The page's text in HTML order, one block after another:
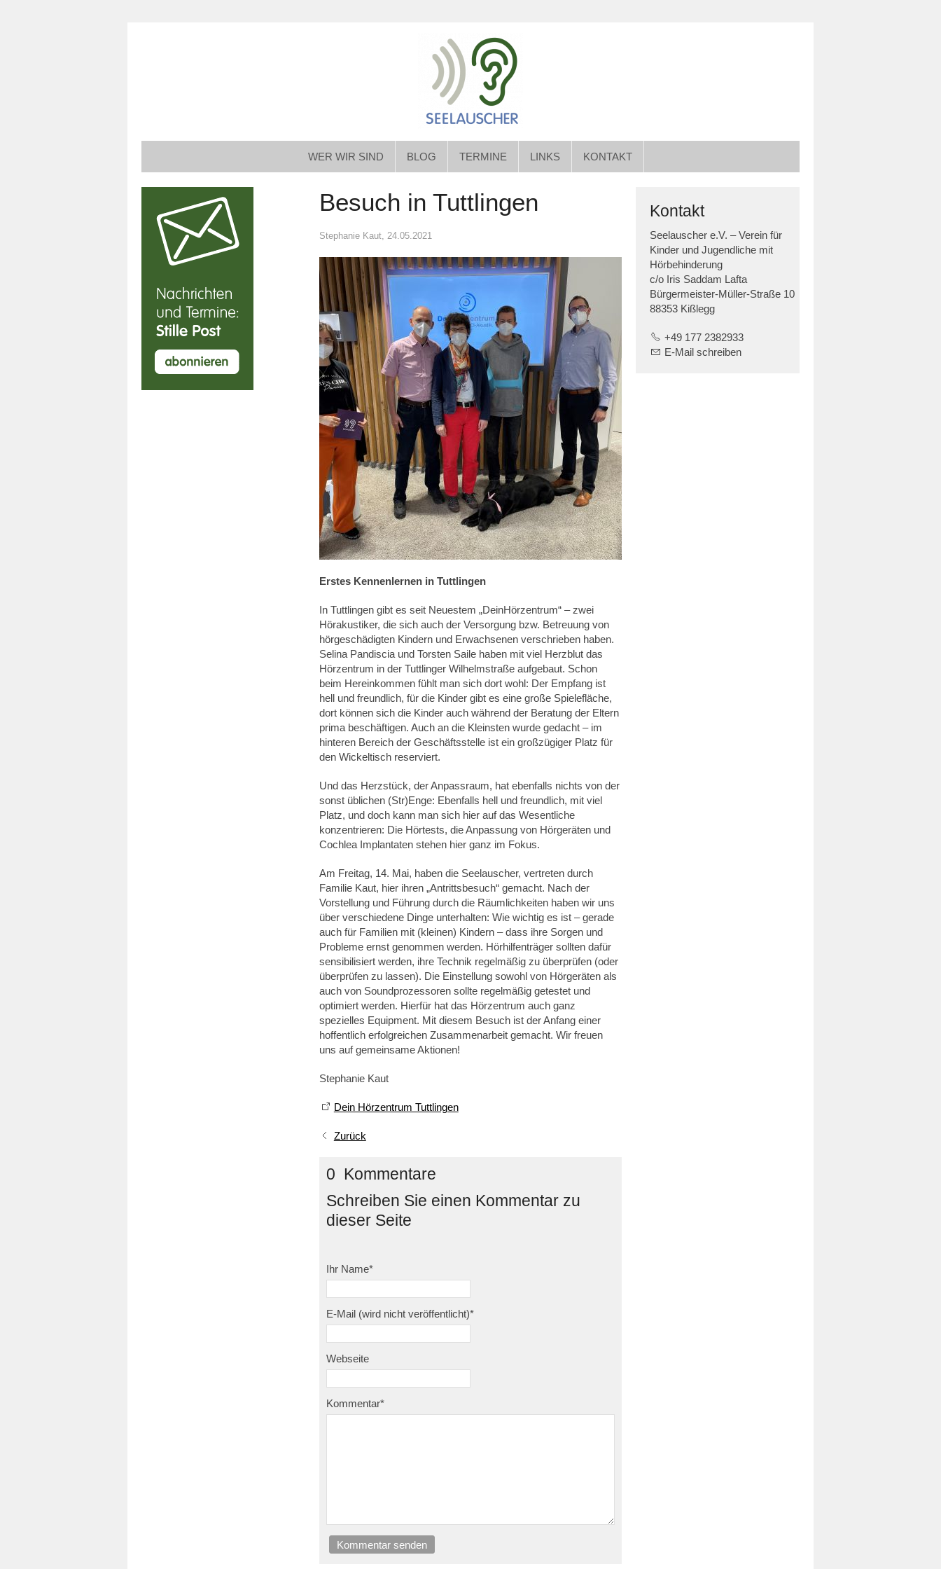
WER WIR SIND BLOG TERMINE LINKS KONTAKT
Besuch in Tuttlingen
Stephanie Kaut, 24.05.2021
Erstes Kennenlernen in Tuttlingen
In Tuttlingen gibt es seit Neuestem „DeinHörzentrum“ – zwei
Hörakustiker, die sich auch der Versorgung bzw. Betreuung von
hörgeschädigten Kindern und Erwachsenen verschrieben haben.
Selina Pandiscia und Torsten Saile haben mit viel Herzblut das
Hörzentrum in der Tuttlinger Wilhelmstraße aufgebaut. Schon
beim Hereinkommen fühlt man sich dort wohl: Der Empfang ist
hell und freundlich, für die Kinder gibt es eine große Spielefläche,
dort können sich die Kinder auch während der Beratung der Eltern
prima beschäftigen. Auch an die Kleinsten wurde gedacht – im
hinteren Bereich der Geschäftsstelle ist ein großzügiger Platz für
den Wickeltisch reserviert.
Und das Herzstück, der Anpassraum, hat ebenfalls nichts von der
sonst üblichen (Str)Enge: Ebenfalls hell und freundlich, mit viel
Platz, und doch kann man sich hier auf das Wesentliche
konzentrieren: Die Hörtests, die Anpassung von Hörgeräten und
Cochlea Implantaten stehen hier ganz im Fokus.
Am Freitag, 14. Mai, haben die Seelauscher, vertreten durch
Familie Kaut, hier ihren „Antrittsbesuch“ gemacht. Nach der
Vorstellung und Führung durch die Räumlichkeiten haben wir uns
über verschiedene Dinge unterhalten: Wie wichtig es ist – gerade
auch für Familien mit (kleinen) Kindern – dass ihre Sorgen und
Probleme ernst genommen werden. Hörhilfenträger sollten dafür
sensibilisiert werden, ihre Technik regelmäßig zu überprüfen (oder
überprüfen zu lassen). Die Einstellung sowohl von Hörgeräten als
auch von Soundprozessoren sollte regelmäßig getestet und
optimiert werden. Hierfür hat das Hörzentrum auch ganz
spezielles Equipment. Mit diesem Besuch ist der Anfang einer
hoffentlich erfolgreichen Zusammenarbeit gemacht. Wir freuen
uns auf gemeinsame Aktionen!
Stephanie Kaut
Dein Hörzentrum Tuttlingen
Zurück
0 Kommentare
Schreiben Sie einen Kommentar zu
dieser Seite
Ihr Name*
E-Mail (wird nicht veröffentlicht)*
Webseite
Kommentar*
Kommentar senden
Kontakt
Seelauscher e.V. – Verein für
Kinder und Jugendliche mit
Hörbehinderung
c/o Iris Saddam Lafta
Bürgermeister-Müller-Straße 10
88353 Kißlegg
+49 177 2382933
E-Mail schreiben